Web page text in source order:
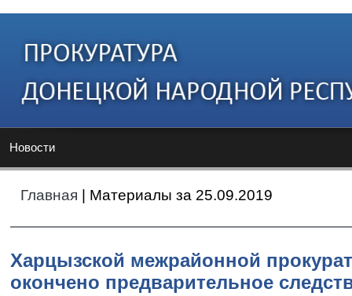
Новости
Главная | Материалы за 25.09.2019
Харцызской межрайонной
окончено предварительное